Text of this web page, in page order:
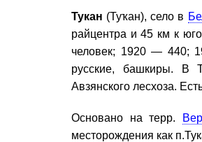
Тукан (Туҡан), село в
райцентра и 45 км к
человек; 1920 — 440;
русские, башкиры. В
Авзянского лесхоза.
Основано на терр.
месторождения как